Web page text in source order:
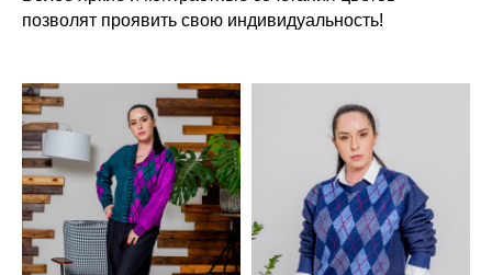
позволят проявить свою индивидуальность!